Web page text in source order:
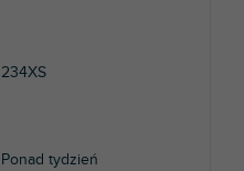
234XS
Ponad tydzień